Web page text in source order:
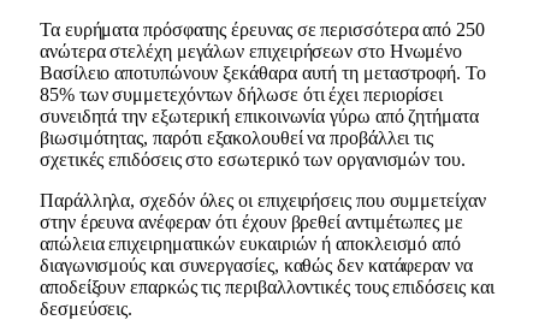
Τα ευρήματα πρόσφατης έρευνας σε περισσότερα από 250
ανώτερα στελέχη μεγάλων επιχειρήσεων στο Ηνωμένο
Βασίλειο αποτυπώνουν ξεκάθαρα αυτή τη μεταστροφή. Το
85% των συμμετεχόντων δήλωσε ότι έχει περιορίσει
συνειδητά την εξωτερική επικοινωνία γύρω από ζητήματα
βιωσιμότητας, παρότι εξακολουθεί να προβάλλει τις
σχετικές επιδόσεις στο εσωτερικό των οργανισμών του.
Παράλληλα, σχεδόν όλες οι επιχειρήσεις που συμμετείχαν
στην έρευνα ανέφεραν ότι έχουν βρεθεί αντιμέτωπες με
απώλεια επιχειρηματικών ευκαιριών ή αποκλεισμό από
διαγωνισμούς και συνεργασίες, καθώς δεν κατάφεραν να
αποδείξουν επαρκώς τις περιβαλλοντικές τους επιδόσεις και
δεσμεύσεις.